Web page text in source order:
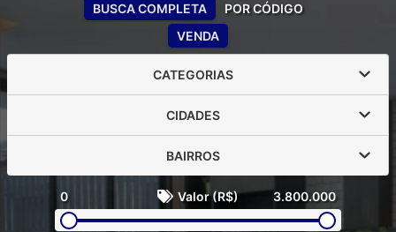
VENDA
BUSCA COMPLETA POR CÓDIGO
CATEGORIAS
CIDADES
BAIRROS
0 Valor (R$) 3.800.000